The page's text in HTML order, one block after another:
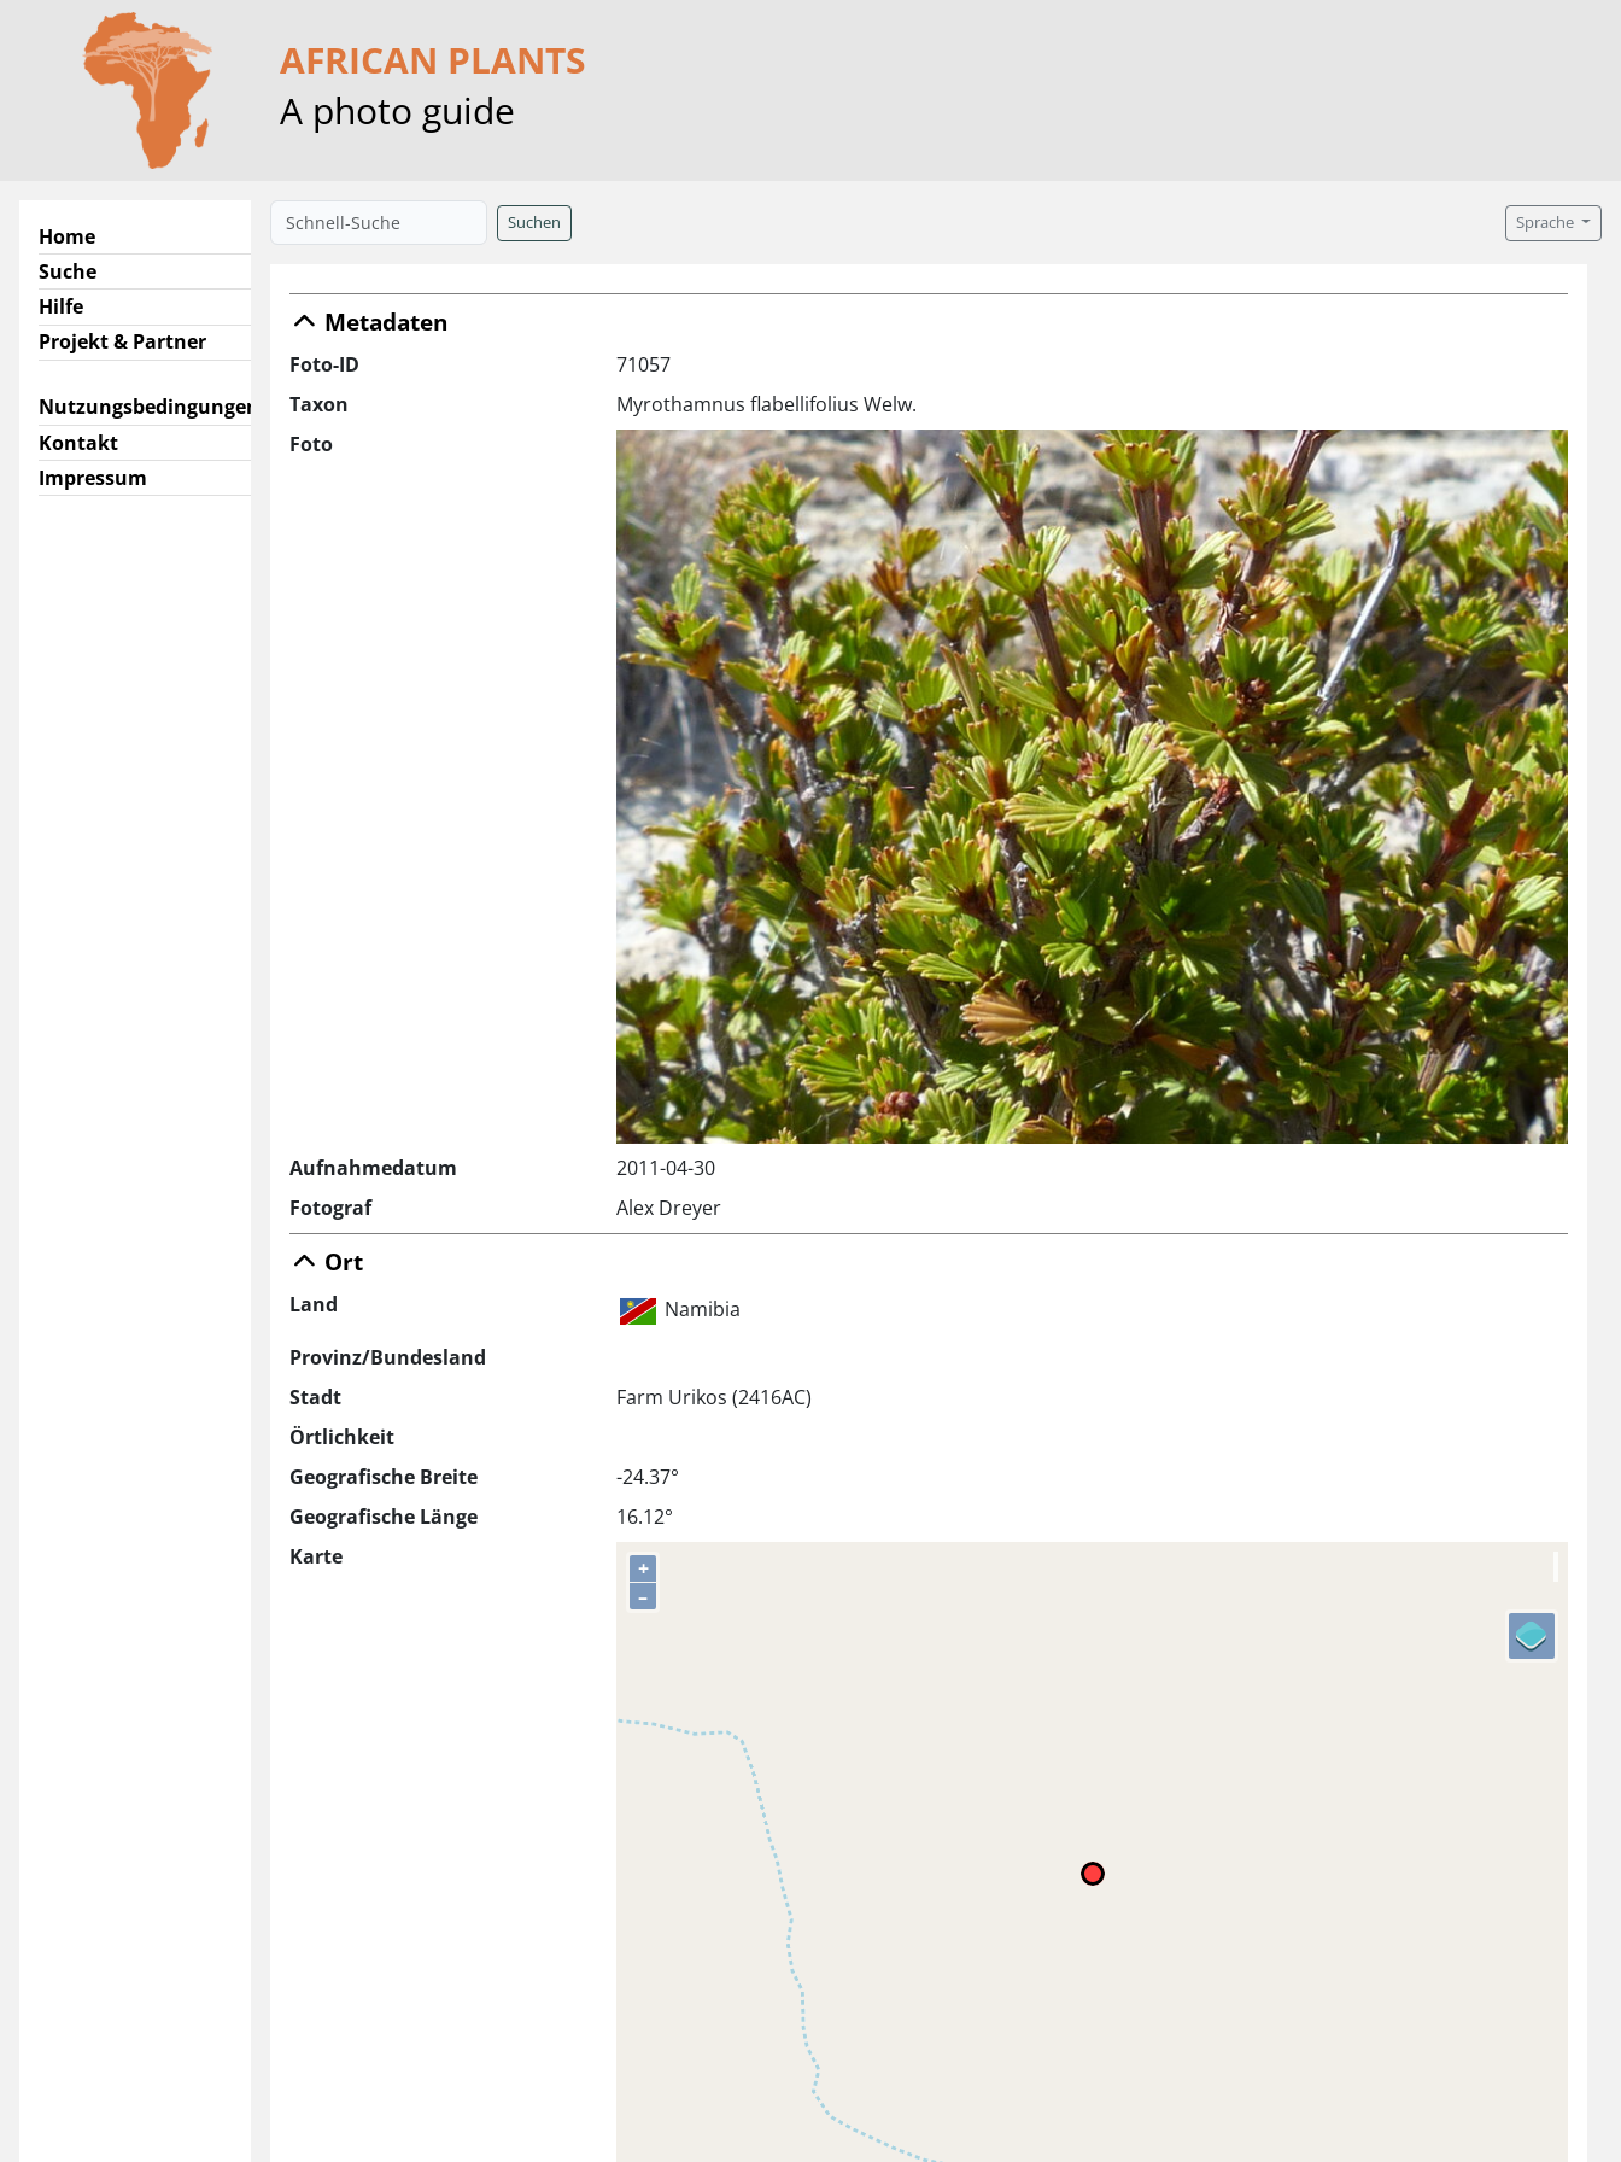
AFRICAN PLANTS
A photo guide
Home
Suche
Hilfe
Projekt & Partner
Nutzungsbedingungen
Kontakt
Impressum
Suchen Sprache
Metadaten
Foto-ID
71057
Taxon
Myrothamnus flabellifolius Welw.
Foto
Aufnahmedatum
2011-04-30
Fotograf
Alex Dreyer
Ort
Land
Namibia
Provinz/Bundesland
Stadt
Farm Urikos (2416AC)
Örtlichkeit
Geografische Breite
-24.37°
Geografische Länge
16.12°
Karte
+
–